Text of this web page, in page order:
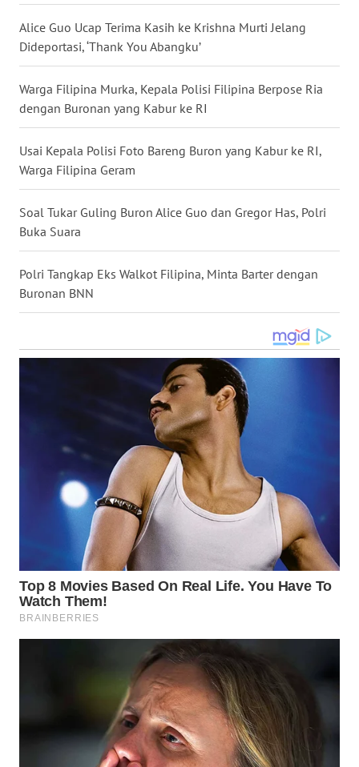
Alice Guo Ucap Terima Kasih ke Krishna Murti Jelang
Dideportasi, ‘Thank You Abangku’
Warga Filipina Murka, Kepala Polisi Filipina Berpose Ria
dengan Buronan yang Kabur ke RI
Usai Kepala Polisi Foto Bareng Buron yang Kabur ke RI,
Warga Filipina Geram
Soal Tukar Guling Buron Alice Guo dan Gregor Has, Polri
Buka Suara
Polri Tangkap Eks Walkot Filipina, Minta Barter dengan
Buronan BNN
WN
NUSANTARA
JOGJA
JATIM
BALI
KALBAR
WN
KALSEL
WN
KALTIM
SULSEL
WN